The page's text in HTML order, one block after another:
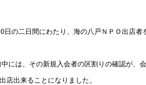
の二日間にわたり、海の八戸ＮＰＯ出店者
には、その新規入会者の区割りの確認が、
店出来ることになりました。